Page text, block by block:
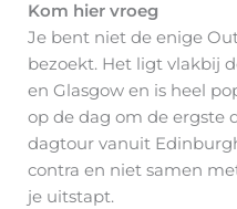
Kom hier vroeg
Je bent niet de enige
bezoekt. Het ligt vlakbij
en Glasgow en is heel
op de dag om de ergste
dagtour vanuit
contra en niet samen
je uitstapt.